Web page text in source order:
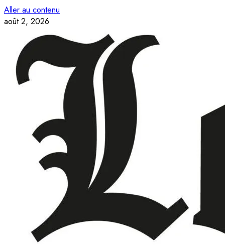
Aller au contenu
août 2, 2026